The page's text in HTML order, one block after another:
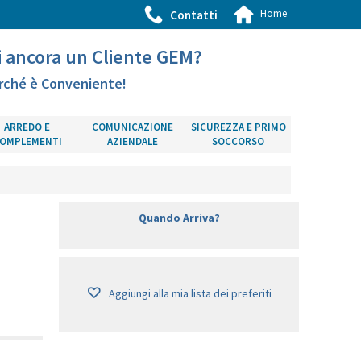
Contatti Home
un Cliente GEM?
è Conveniente!
ARREDO E
COMUNICAZIONE
AZIENDALE
SICUREZZA E PRIMO
SOCCORSO
Quando Arriva?
Aggiungi alla mia lista dei preferiti